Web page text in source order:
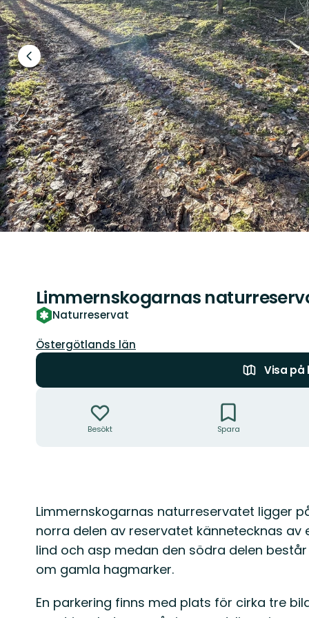
Föregående
bild
Limmernskogarnas
Naturreservat
Län:
Östergötlands län
Visa på
Besökt Spara
Beskrivning
Limmernskogarnas naturreservatet ligger
norra delen av reservatet kännetecknas
lind och asp medan den södra delen
om gamla hagmarker.
En parkering finns med plats för cirka tre